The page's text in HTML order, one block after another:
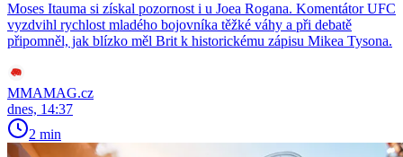
Moses Itauma si získal pozornost i u Joea Rogana. Komentátor UFC
vyzdvihl rychlost mladého bojovníka těžké váhy a při debatě
připomněl, jak blízko měl Brit k historickému zápisu Mikea Tysona.
MMAMAG.cz
dnes, 14:37
2 min